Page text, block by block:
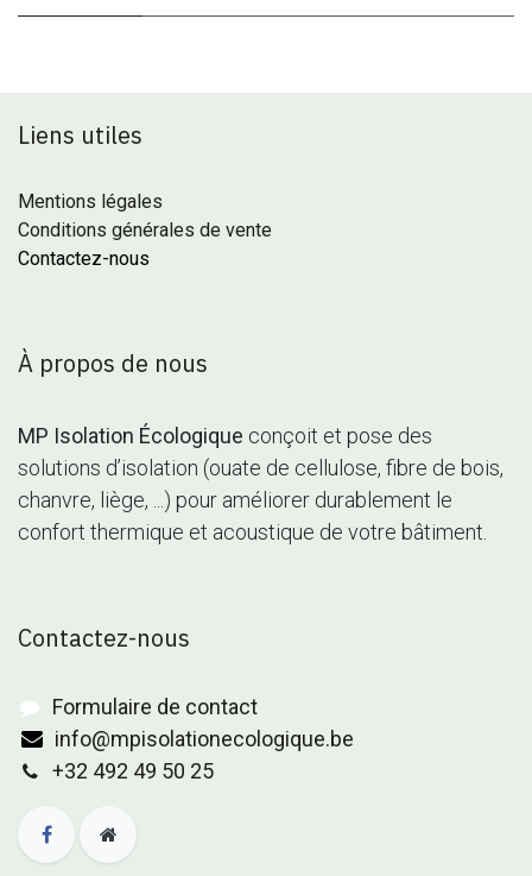
Liens utiles
Mentions légales
Conditions générales de vente
Contactez-nous
À propos de nous
MP Isolation Écologique conçoit et pose des
solutions d’isolation (ouate de cellulose, fibre de bois,
chanvre, liège, ...) pour améliorer durablement le
confort thermique et acoustique de votre bâtiment.
Contactez-nous
Formulaire de contact
info@mpisolationecologique.be
+32 492 49 50 25